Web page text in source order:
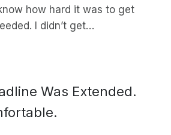
how hard it was to get
I didn’t get…
Was Extended.